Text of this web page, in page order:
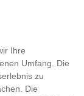
Ihre
Umfang. Die
zu
Die